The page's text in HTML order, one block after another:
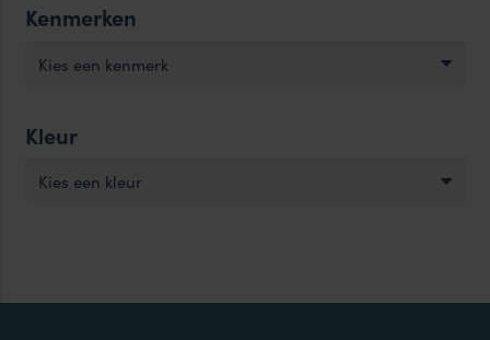
Kenmerken
Kies een kenmerk
Kleur
Kies een kleur